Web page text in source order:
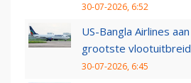
30-07-2026, 6:52
US-Bangla Airlines
grootste
30-07-2026, 6:45